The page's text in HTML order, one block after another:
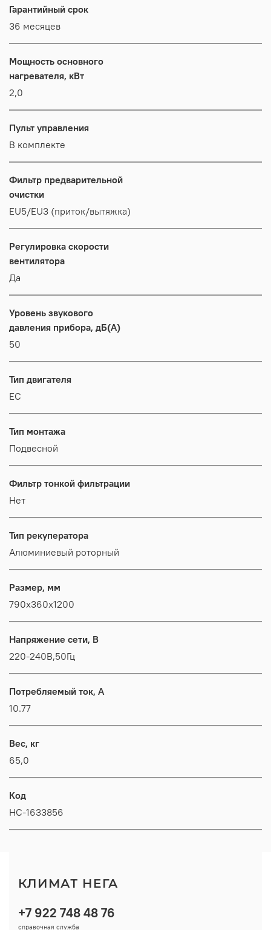
Гарантийный срок
36 месяцев
Мощность основного
нагревателя, кВт
2,0
Пульт управления
В комплекте
Фильтр предварительной
очистки
EU5/EU3 (приток/вытяжка)
Регулировка скорости
вентилятора
Да
Уровень звукового
давления прибора, дБ(А)
50
Тип двигателя
EC
Тип монтажа
Подвесной
Фильтр тонкой фильтрации
Нет
Тип рекуператора
Алюминиевый роторный
Размер, мм
790x360x1200
Напряжение сети, В
220-240В,50Гц
Потребляемый ток, А
10.77
Вес, кг
65,0
Код
НС-1633856
+7 922 748 48 76
справочная служба
КЛИМАТ НЕГА